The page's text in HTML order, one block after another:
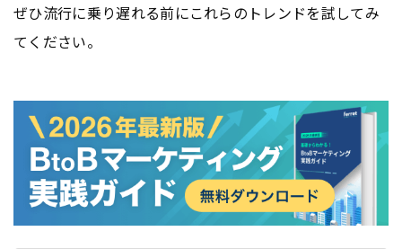
ぜひ流行に乗り遅れる前にこれらのトレンドを試してみ
てください。